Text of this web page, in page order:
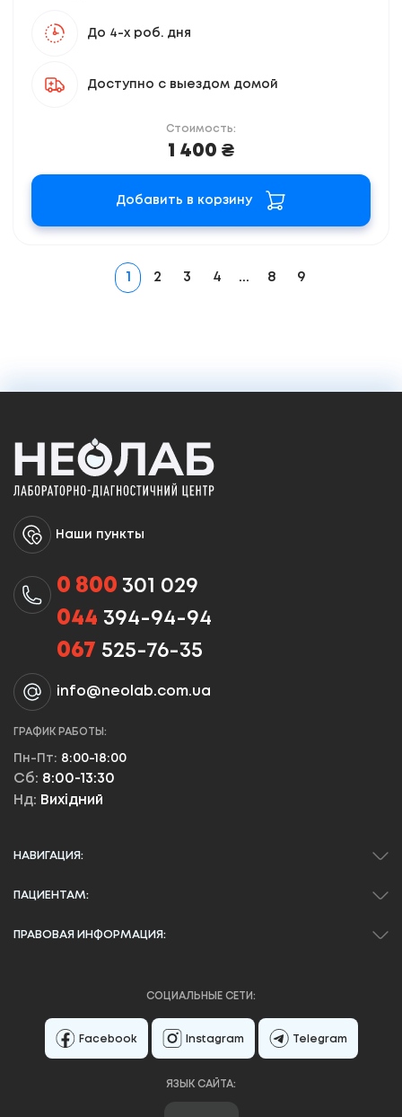
До 4-х роб. дня
Доступно с выездом домой
Стоимость:
1 400 ₴
Добавить в корзину
1 2 3 4 ... 8 9
Наши пункты
0 800 301 029
044 394-94-94
067 525-76-35
info@neolab.com.ua
ГРАФИК РАБОТЫ:
Пн-Пт: 8:00-18:00
Сб: 8:00-13:30
Нд: Вихідний
НАВИГАЦИЯ:
ПАЦИЕНТАМ:
ПРАВОВАЯ ИНФОРМАЦИЯ:
СОЦИАЛЬНЫЕ СЕТИ:
Facebook Instagram Telegram
ЯЗЫК САЙТА: